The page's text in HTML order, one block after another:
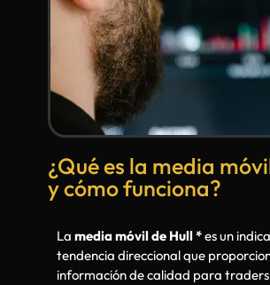
¿Qué es la media
y cómo funciona?
La media móvil de Hull *es un
tendencia direccional que
información de calidad para